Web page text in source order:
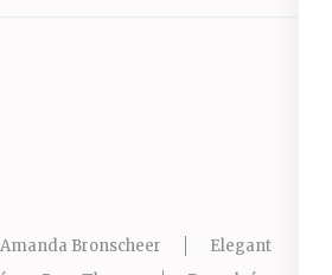
Bronscheer
Elegant